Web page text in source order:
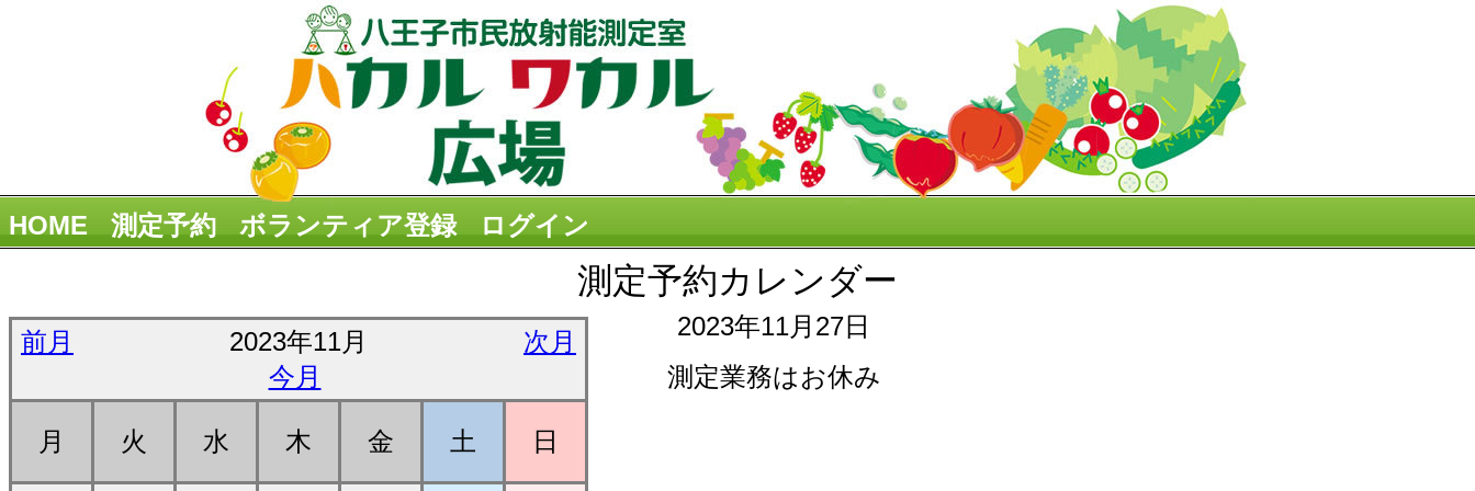
HOME 測定予約 ボランティア登録 ログイン
測定予約カレンダー
前月 2023年11月
次月
今月
月 火 水 木 金 土 日
2023年11月27日
測定業務はお休み